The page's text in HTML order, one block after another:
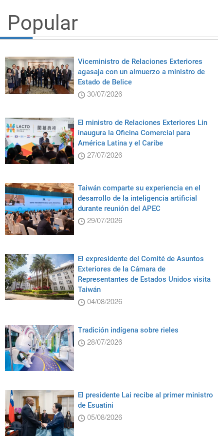
Popular
Viceministro de Relaciones Exteriores
agasaja con un almuerzo a ministro de
Estado de Belice
30/07/2026
El ministro de Relaciones Exteriores Lin
inaugura la Oficina Comercial para
América Latina y el Caribe
27/07/2026
Taiwán comparte su experiencia en el
desarrollo de la inteligencia artificial
durante reunión del APEC
29/07/2026
El expresidente del Comité de Asuntos
Exteriores de la Cámara de
Representantes de Estados Unidos visita
Taiwán
04/08/2026
Tradición indígena sobre rieles
28/07/2026
El presidente Lai recibe al primer ministro
de Esuatini
05/08/2026